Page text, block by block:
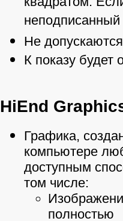
Не
К показу будет
HiEnd
Графика,
компьютере
доступным
том числе:
полностью